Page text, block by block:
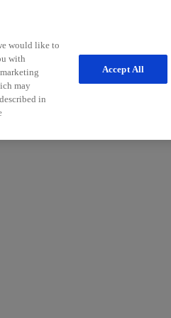
möchten wir Sie in Ihrem
would like to
with
may
in
Accept All